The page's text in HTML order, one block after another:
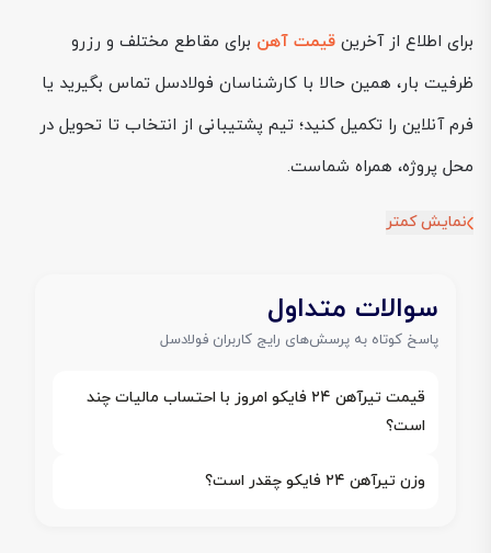
برای اطلاع از آخرین قیمت آهن برای مقاطع مختلف و رزرو
ظرفیت بار، همین حالا با کارشناسان فولادسل تماس بگیرید یا
فرم آنلاین را تکمیل کنید؛ تیم پشتیبانی از انتخاب تا تحویل در
محل پروژه، همراه شماست.
نمایش کمتر
سوالات متداول
پاسخ کوتاه به پرسش‌های رایج کاربران فولادسل
قیمت تیرآهن ۲۴ فایکو امروز با احتساب مالیات چند
است؟
وزن تیرآهن ۲۴ فایکو چقدر است؟